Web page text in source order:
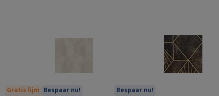
Gratis lijm Bespaar nu! Bespaar nu!